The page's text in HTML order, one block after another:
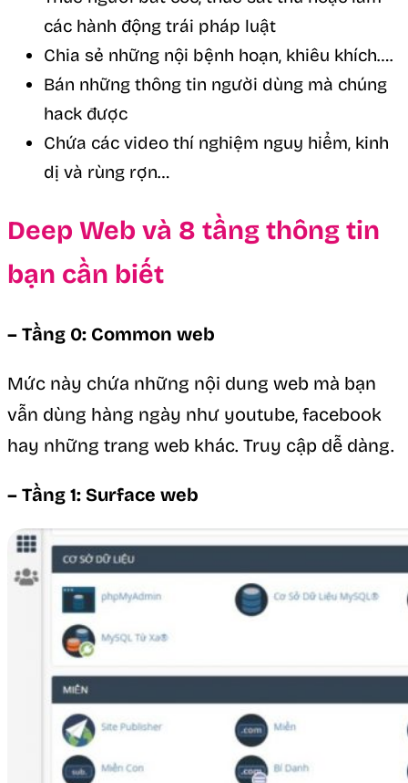
các hành động trái pháp luật
Chia sẻ những nội bệnh hoạn, khiêu khích….
Bán những thông tin người dùng mà chúng
hack được
Chứa các video thí nghiệm nguy hiểm, kinh
dị và rùng rợn…
Deep Web và 8 tầng thông tin
bạn cần biết
– Tầng 0: Common web
Mức này chứa những nội dung web mà bạn
vẫn dùng hàng ngày như youtube, facebook
hay những trang web khác. Truy cập dễ dàng.
– Tầng 1: Surface web